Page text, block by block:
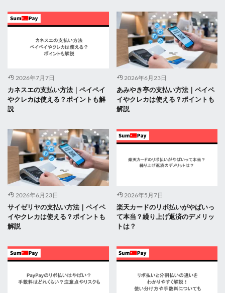
2026年7月7日
カネスエの支払い方法｜ペイペイ
やクレカは使える？ポイントも解
説
2026年6月23日
あみやき亭の支払い方法｜ペイペ
イやクレカは使える？ポイントも
解説
2026年6月23日
サイゼリヤの支払い方法｜ペイペ
イやクレカは使える？ポイントも
解説
2026年5月7日
楽天カードのリボ払いがやばいっ
て本当？繰り上げ返済のデメリッ
トは？